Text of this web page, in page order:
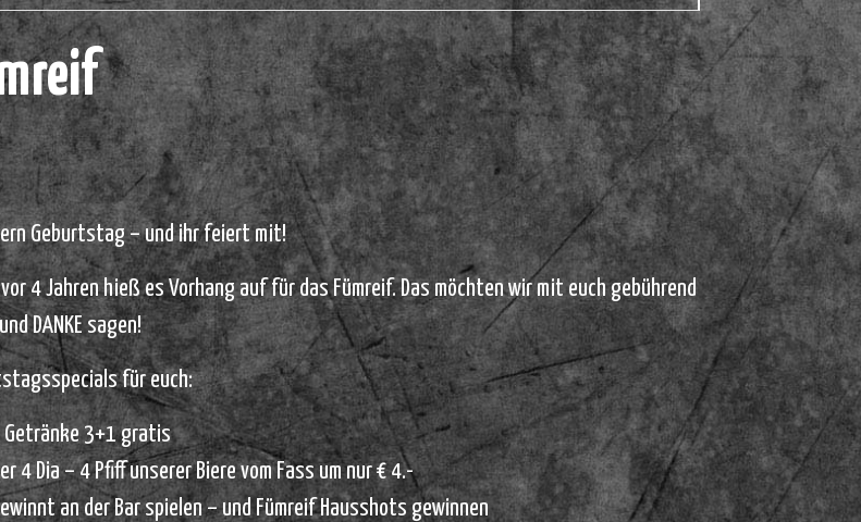
Geburtstag – und ihr feiert mit!
vor 4 Jahren hieß es Vorhang auf für das Fümreif. Das möchten wir mit euch gebührend
DANKE sagen!
für euch:
3+1 gratis
4 Dia – 4 Pfiff unserer Biere vom Fass um nur € 4.-
an der Bar spielen – und Fümreif Hausshots gewinnen